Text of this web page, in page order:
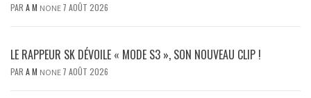
PAR A M NONE 7 AOÛT 2026
LE RAPPEUR SK DÉVOILE « MODE S3 », SON NOUVEAU CLIP !
PAR A M NONE 7 AOÛT 2026